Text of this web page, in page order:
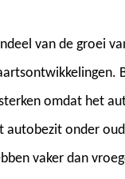
van de groei
omdat het
autobezit onder
vaker dan